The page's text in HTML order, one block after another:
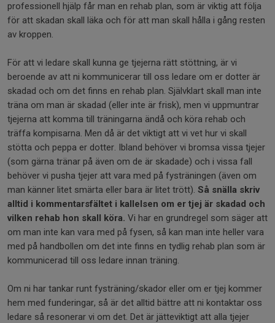
professionell hjälp får man en rehab plan, som är viktig att följa
för att skadan skall läka och för att man skall hålla i gång resten
av kroppen.
För att vi ledare skall kunna ge tjejerna rätt stöttning, är vi
beroende av att ni kommunicerar till oss ledare om er dotter är
skadad och om det finns en rehab plan. Självklart skall man inte
träna om man är skadad (eller inte är frisk), men vi uppmuntrar
tjejerna att komma till träningarna ändå och köra rehab och
träffa kompisarna. Men då är det viktigt att vi vet hur vi skall
stötta och peppa er dotter. Ibland behöver vi bromsa vissa tjejer
(som gärna tränar på även om de är skadade) och i vissa fall
behöver vi pusha tjejer att vara med på fysträningen (även om
man känner litet smärta eller bara är litet trött). Så snälla skriv
alltid i kommentarsfältet i kallelsen om er tjej är skadad och
vilken rehab hon skall köra. Vi har en grundregel som säger att
om man inte kan vara med på fysen, så kan man inte heller vara
med på handbollen om det inte finns en tydlig rehab plan som är
kommunicerad till oss ledare innan träning.
Om ni har tankar runt fysträning/skador eller om er tjej kommer
hem med funderingar, så är det alltid bättre att ni kontaktar oss
ledare så resonerar vi om det. Det är jätteviktigt att alla tjejer